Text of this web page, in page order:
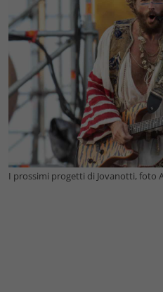
I prossimi progetti di Jovanotti, foto